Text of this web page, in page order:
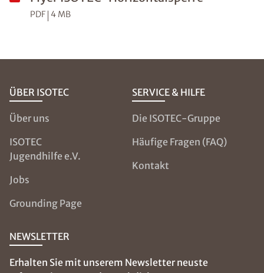
PDF 4 MB
ÜBER ISOTEC
Über uns
ISOTEC
Jugendhilfe e.V.
Jobs
Grounding Page
SERVICE & HILFE
Die ISOTEC-Gruppe
Häufige Fragen (FAQ)
Kontakt
NEWSLETTER
Erhalten Sie mit unserem Newsletter neuste